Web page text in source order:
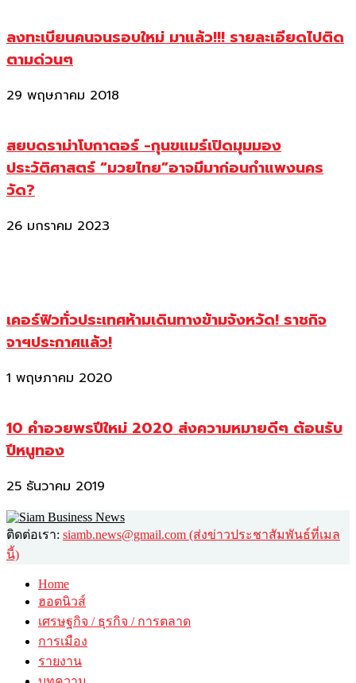
ลงทะเบียนคนจนรอบใหม่ มาแล้ว!!! รายละเอียดไปติด
ตามด่วนๆ
29 พฤษภาคม 2018
สยบดราม่าโบกาตอร์ -กุนขแมร์เปิดมุมมอง
ประวัติศาสตร์ “มวยไทย”อาจมีมาก่อนกำแพงนคร
วัด?
26 มกราคม 2023
เคอร์ฟิวทั่วประเทศห้ามเดินทางข้ามจังหวัด! ราชกิจ
จาฯประกาศแล้ว!
1 พฤษภาคม 2020
10 คำอวยพรปีใหม่ 2020 ส่งความหมายดีๆ ต้อนรับ
ปีหนูทอง
25 ธันวาคม 2019
ติดต่อเรา: siamb.news@gmail.com (ส่งข่าวประชาสัมพันธ์ที่เมล
นี้)
Home
ฮอตนิวส์
เศรษฐกิจ / ธุรกิจ / การตลาด
การเมือง
รายงาน